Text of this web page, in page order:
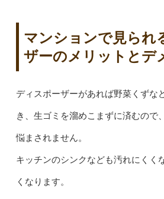
マンションで見られ
ザーのメリットとデ
ディスポーザーがあれば野菜くずな
き、生ゴミを溜めこまずに済むので
悩まされません。
キッチンのシンクなども汚れにくく
くなります。